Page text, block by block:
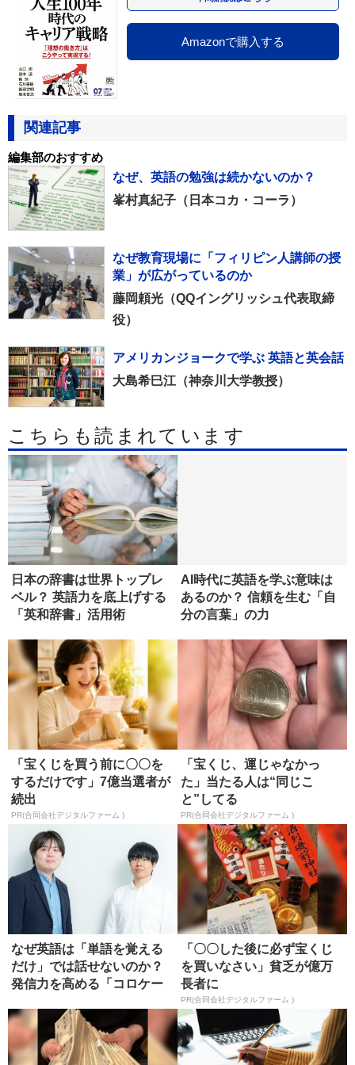
Amazonで購入する
関連記事
編集部のおすすめ
なぜ、英語の勉強は続かないのか？
峯村真紀子（日本コカ・コーラ）
なぜ教育現場に「フィリピン人講師の授
業」が広がっているのか
藤岡頼光（QQイングリッシュ代表取締
役）
アメリカンジョークで学ぶ 英語と英会話
大島希巳江（神奈川大学教授）
こちらも読まれています
日本の辞書は世界トップレ
ベル？ 英語力を底上げする
「英和辞書」活用術
AI時代に英語を学ぶ意味は
あるのか？ 信頼を生む「自
分の言葉」の力
「宝くじを買う前に〇〇を
するだけです」7億当選者が
続出
PR(合同会社デジタルファーム )
「宝くじ、運じゃなかっ
た」当たる人は“同じこ
と”してる
PR(合同会社デジタルファーム )
なぜ英語は「単語を覚える
だけ」では話せないのか？
発信力を高める「コロケー
「〇〇した後に必ず宝くじ
を買いなさい」貧乏が億万
長者に
PR(合同会社デジタルファーム )